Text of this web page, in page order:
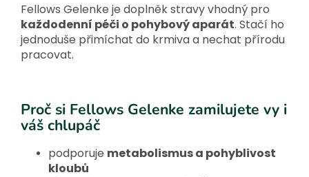
Fellows Gelenke je doplněk stravy vhodný pro
každodenní péči o pohybový aparát. Stačí ho
jednoduše přimíchat do krmiva a nechat přírodu
pracovat.
Proč si Fellows Gelenke zamilujete vy i
váš chlupáč
podporuje metabolismus a pohyblivost
kloubů